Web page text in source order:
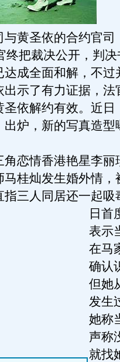
黄圣依的合约官司
终把裁决公开，判
成全面和解，不过
示了有力证据，法
依解约有效。近日
炉，新的写真造型
恋情香港艳星李丽
桂灿发生婚外情，
三人同居还一起吸
日首
表示
在马
确认
但她
发生
她称
声称
就找